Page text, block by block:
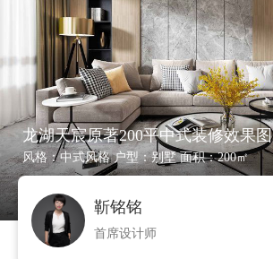
龙湖天宸原著200平中式装修效果图
风格：中式风格 户型：别墅 面积：200㎡
靳铭铭
首席设计师